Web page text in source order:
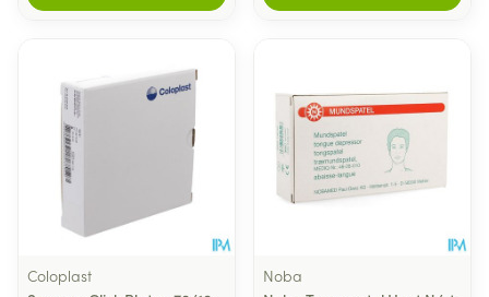
Coloplast
Noba